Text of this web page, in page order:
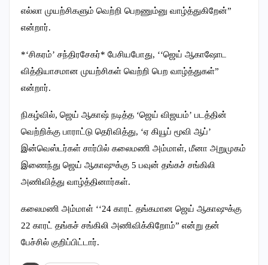
எல்லா முயற்சிகளும் வெற்றி பெறணும்னு வாழ்த்துகிறேன்”
என்றார்.
*‘சிகரம்’ சந்திரசேகர்* பேசியபோது, ‘‘ஜெய் ஆகாஷோட
வித்தியாசமான முயற்சிகள் வெற்றி பெற வாழ்த்துகள்”
என்றார்.
நிகழ்வில், ஜெய் ஆகாஷ் நடித்த ‘ஜெய் விஜயம்’ படத்தின்
வெற்றிக்கு பாராட்டு தெரிவித்து, ‘ஏ கியூப் மூவி ஆப்’
இன்வெஸ்டர்கள் சார்பில் கலைமணி அம்மாள், மீனா அறுமுகம்
இணைந்து ஜெய் ஆகாஷுக்கு 5 பவுன் தங்கச் சங்கிலி
அணிவித்து வாழ்த்தினார்கள்.
கலைமணி அம்மாள் ‘‘24 காரட் தங்கமான ஜெய் ஆகாஷுக்கு
22 காரட் தங்கச் சங்கிலி அணிவிக்கிறோம்” என்று தன்
பேச்சில் குறிப்பிட்டார்.